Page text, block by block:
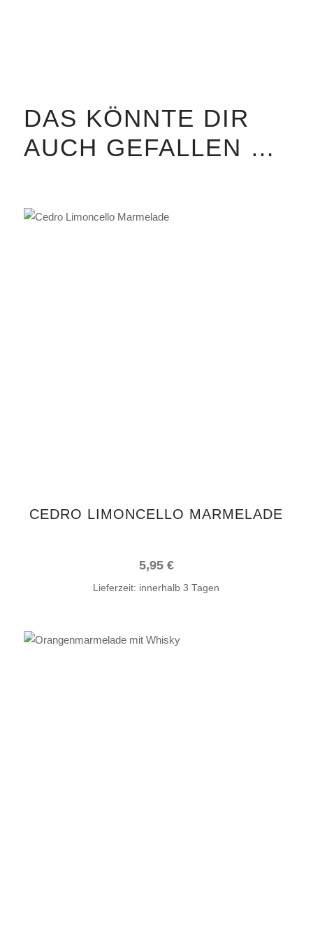
DAS KÖNNTE DIR
AUCH GEFALLEN …
CEDRO LIMONCELLO MARMELADE
5,95 €
Lieferzeit: innerhalb 3 Tagen